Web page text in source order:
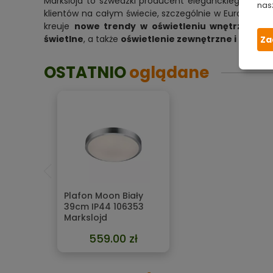
klientów na całym świecie, szczególnie w Europie,
kreuje nowe trendy w oświetleniu wnętrz . W
świetlne, a także oświetlenie zewnętrzne i
OSTATNIOoglądane
Plafon Moon Biały
39cm IP44 106353
Markslojd
559.00 zł